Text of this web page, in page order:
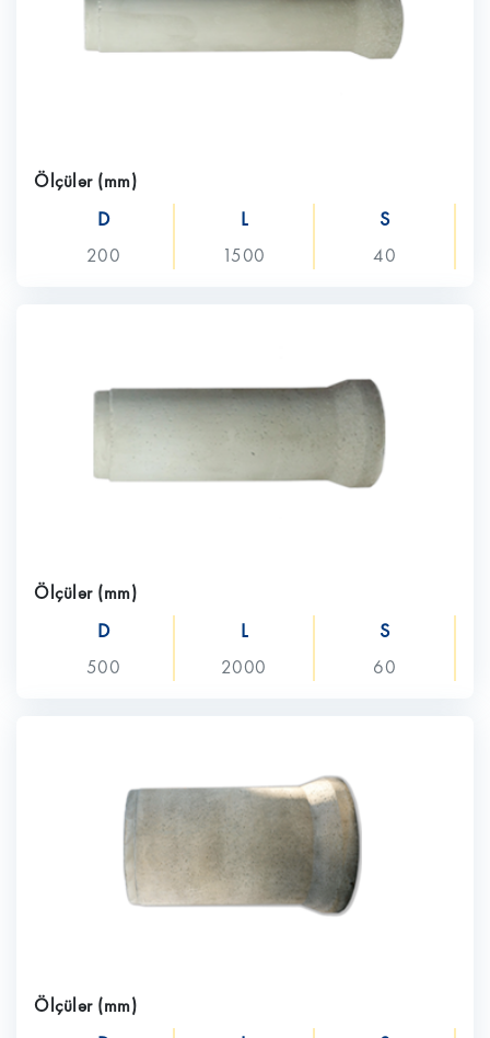
Ölçülər (mm)
D
200
L
1500
S
40
Ölçülər (mm)
D
500
L
2000
S
60
Ölçülər (mm)